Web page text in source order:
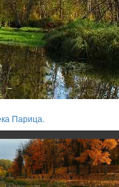
Парица.